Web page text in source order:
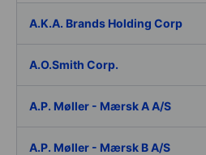
A.K.A. Brands Holding Corp
A.O.Smith Corp.
A.P. Møller - Mærsk A A/S
A.P. Møller - Mærsk B A/S